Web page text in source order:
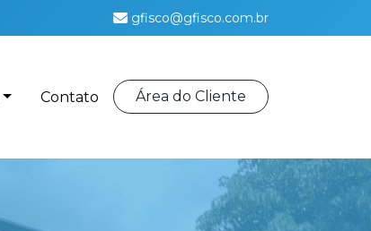
gfisco@gfisco.com.br
Contato Área do Cliente